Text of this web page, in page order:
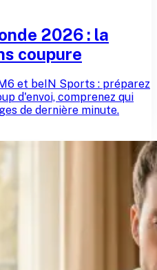
2026 : la
coupure
et beIN Sports : préparez
d'envoi, comprenez qui
de dernière minute.